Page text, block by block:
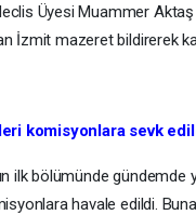
Üyesi Muammer Aktaş
İzmit mazeret bildirerek
komisyonlara sevk
ilk bölümünde gündemde
havale edildi.